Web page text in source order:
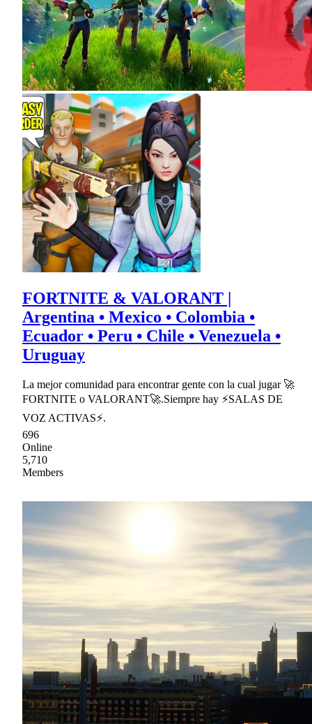
FORTNITE & VALORANT |
Argentina • Mexico • Colombia •
Ecuador • Peru • Chile • Venezuela •
Uruguay
La mejor comunidad para encontrar gente con la cual jugar 🚀
FORTNITE o VALORANT🚀.Siempre hay ⚡SALAS DE
VOZ ACTIVAS⚡.
696
Online
5,710
Members